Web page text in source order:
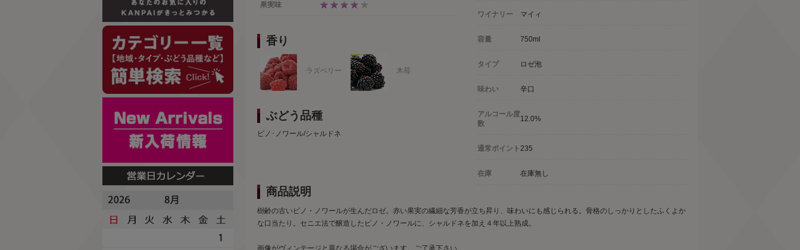
ワイナリー マイィ
容量 750ml
タイプ ロゼ泡
味わい 辛口
アルコール度
数
12.0%
通常ポイント235
在庫 在庫無し
果実味
香り
ラズベリー 木苺
ぶどう品種
ピノ･ノワール/シャルドネ
商品説明
樹齢の古いピノ・ノワールが生んだロゼ。赤い果実の繊細な芳香が立ち昇り、味わいにも感じられる。骨格のしっかりとしたふくよか
な口当たり。セニエ法で醸造したピノ・ノワールに、シャルドネを加え４年以上熟成。